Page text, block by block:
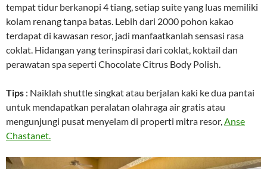
tempat tidur berkanopi 4 tiang, setiap suite yang luas memiliki
kolam renang tanpa batas. Lebih dari 2000 pohon kakao
terdapat di kawasan resor, jadi manfaatkanlah sensasi rasa
coklat. Hidangan yang terinspirasi dari coklat, koktail dan
perawatan spa seperti Chocolate Citrus Body Polish.
Tips : Naiklah shuttle singkat atau berjalan kaki ke dua pantai
untuk mendapatkan peralatan olahraga air gratis atau
mengunjungi pusat menyelam di properti mitra resor, Anse
Chastanet.